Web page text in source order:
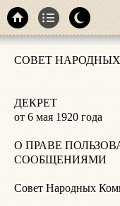
СОВЕТ НАРОДНЫХ
ДЕКРЕТ
от 6 мая 1920 года
О ПРАВЕ
СООБЩЕНИЯМИ
Совет Народных